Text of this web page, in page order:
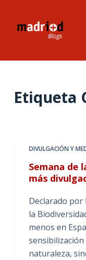
a
Etiqueta
DIVULGACIÓN Y
Semana de
más
Declarado por
la
menos en
sensibilización
naturaleza,